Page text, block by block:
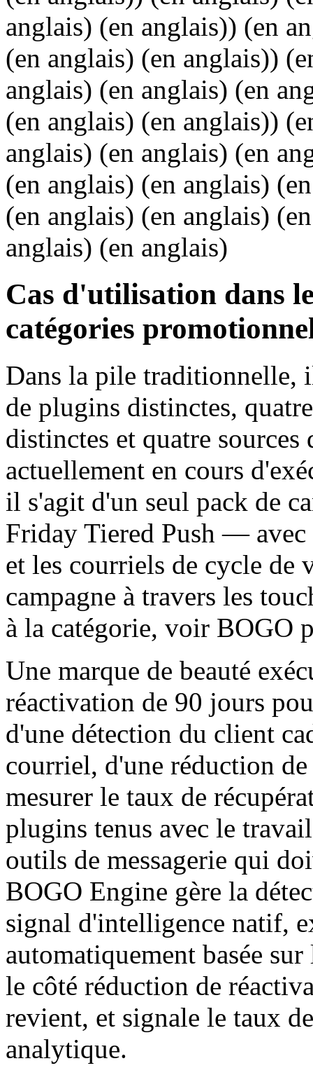
anglais) (en anglais)) (en
(en anglais) (en anglais))
anglais) (en anglais) (en
(en anglais) (en anglais))
anglais) (en anglais) (en
(en anglais) (en anglais)
(en anglais) (en anglais)
anglais) (en anglais)
Cas d'utilisation dans
catégories
Dans la pile traditionnelle,
de plugins distinctes,
distinctes et quatre
actuellement en cours
il s'agit d'un seul pack de
Friday Tiered Push — avec
et les courriels de cycle de
campagne à travers les
à la catégorie, voir BOGO
Une marque de beauté
réactivation de 90 jours
d'une détection du client
courriel, d'une réduction
mesurer le taux de
plugins tenus avec le
outils de messagerie qui
BOGO Engine gère la
signal d'intelligence natif,
automatiquement basée
le côté réduction de
revient, et signale le taux
analytique.